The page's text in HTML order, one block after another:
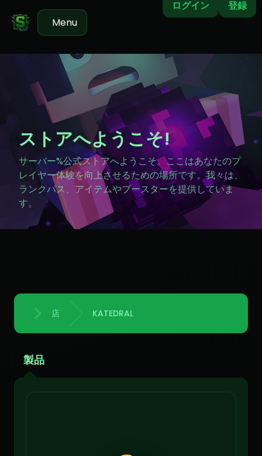
ログイン
登録
Menu
ストアへようこそ!
サーバー%公式ストアへようこそ。ここはあなたのプ
レイヤー体験を向上させるための場所です。我々は、
ランクパス、アイテムやブースターを提供していま
す。
ホーム 店 KATEDRAL
製品